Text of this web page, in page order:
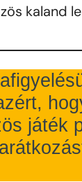
kaland
játék